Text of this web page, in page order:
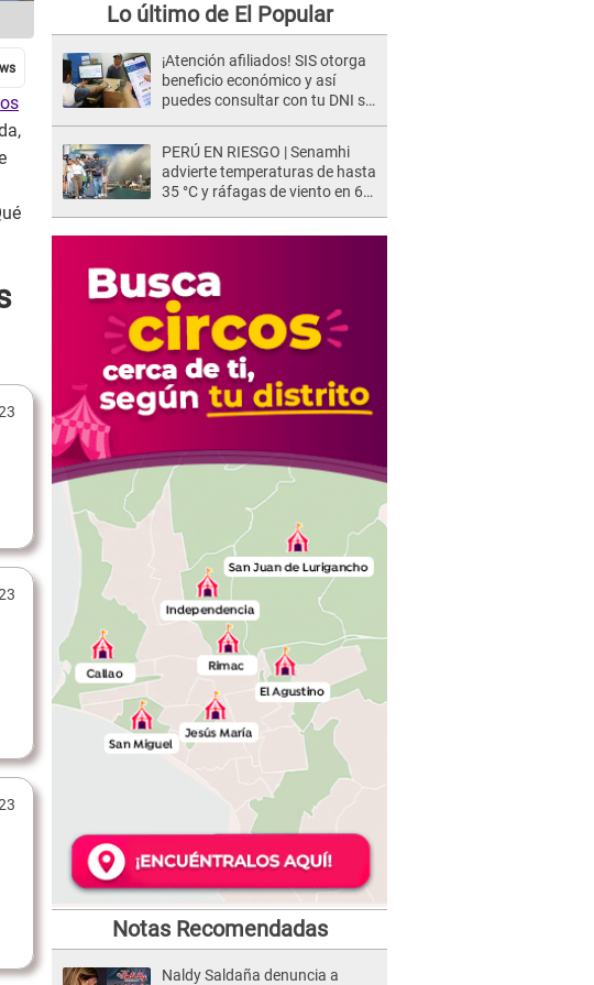
Lo último de El Popular
¡Atención afiliados! SIS otorga
beneficio económico y así
puedes consultar con tu DNI si
PERÚ EN RIESGO | Senamhi
advierte temperaturas de hasta
35 °C y ráfagas de viento en 6
Notas Recomendadas
Naldy Saldaña denuncia a